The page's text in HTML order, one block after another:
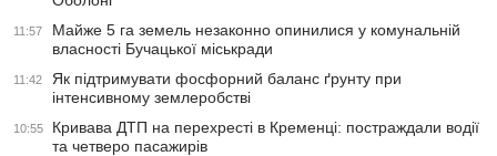
11:57
Майже 5 га земель незаконно опинилися у комунальній
власності Бучацької міськради
11:42
Як підтримувати фосфорний баланс ґрунту при
інтенсивному землеробстві
10:55
Кривава ДТП на перехресті в Кременці: постраждали водії
та четверо пасажирів